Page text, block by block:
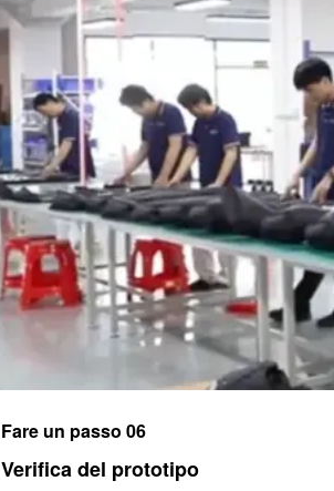
Fare un passo 06
Verifica del prototipo